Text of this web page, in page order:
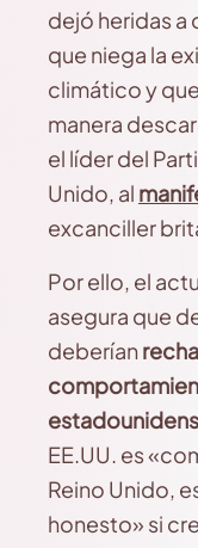
dejó heridas a
que niega la
climático y
manera
el líder del
Unido, al
excanciller
Por ello, el
asegura que
deberían
EE.UU. es
Reino Unido,
honesto» si